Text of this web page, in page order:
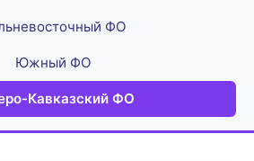
ФО
Южный ФО
Кавказский ФО